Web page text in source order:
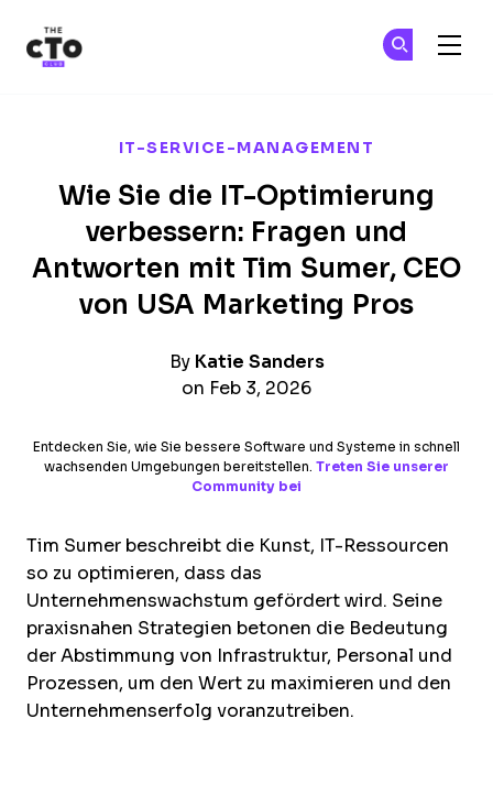
IT-SERVICE-MANAGEMENT
Wie Sie die IT-Optimierung
verbessern: Fragen und
Antworten mit Tim Sumer, CEO
von USA Marketing Pros
By Katie Sanders
on Feb 3, 2026
Entdecken Sie, wie Sie bessere Software und Systeme in schnell
wachsenden Umgebungen bereitstellen. Treten Sie unserer
Community bei
Tim Sumer beschreibt die Kunst, IT-Ressourcen
so zu optimieren, dass das
Unternehmenswachstum gefördert wird. Seine
praxisnahen Strategien betonen die Bedeutung
der Abstimmung von Infrastruktur, Personal und
Prozessen, um den Wert zu maximieren und den
Unternehmenserfolg voranzutreiben.